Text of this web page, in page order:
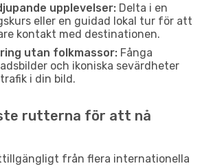
upplevelser: Delta i en
eller en guidad lokal tur för att
kontakt med destinationen.
utan folkmassor: Fånga
och ikoniska sevärdheter
i din bild.
rutterna för att nå
från flera internationella